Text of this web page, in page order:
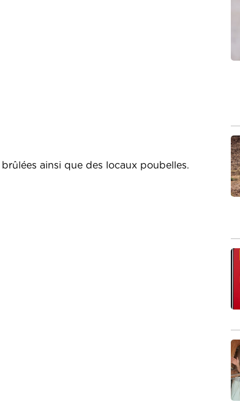
ainsi que des locaux poubelles.